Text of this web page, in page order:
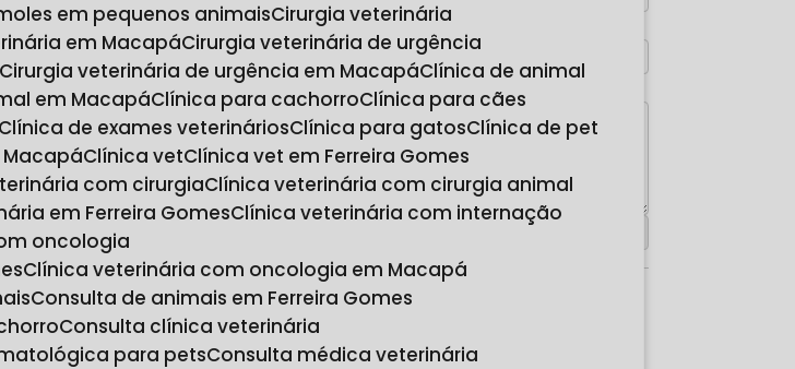
em pequenos animais Cirurgia veterinária
em Macapá Cirurgia veterinária de urgência
Cirurgia veterinária de urgência em Macapá Clínica de animal
em Macapá Clínica para cachorro Clínica para cães
Clínica de exames veterinários Clínica para gatos Clínica de pet
Macapá Clínica vet Clínica vet em Ferreira Gomes
com cirurgia Clínica veterinária com cirurgia animal
em Ferreira Gomes Clínica veterinária com internação
oncologia
Clínica veterinária com oncologia em Macapá
Consulta de animais em Ferreira Gomes
Consulta clínica veterinária
para pets Consulta médica veterinária
Digite seu telefone
Mensagem
Orçamento por Whatsapp
Orçamento pelo Telefone